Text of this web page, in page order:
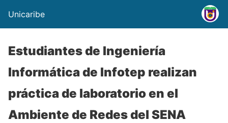
Unicaribe
Estudiantes de Ingeniería
Informática de Infotep realizan
práctica de laboratorio en el
Ambiente de Redes del SENA